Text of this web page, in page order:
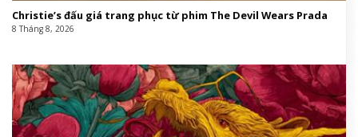
Christie’s đấu giá trang phục từ phim The Devil Wears Prada
8 Tháng 8, 2026